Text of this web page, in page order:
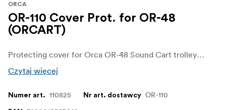
ORCA
OR-110 Cover Prot. for OR-48
(ORCART)
Protecting cover for Orca OR-48 Sound Cart trolley bag
Czytaj więcej
Numer art. 110825 Nr art. dostawcy OR-110